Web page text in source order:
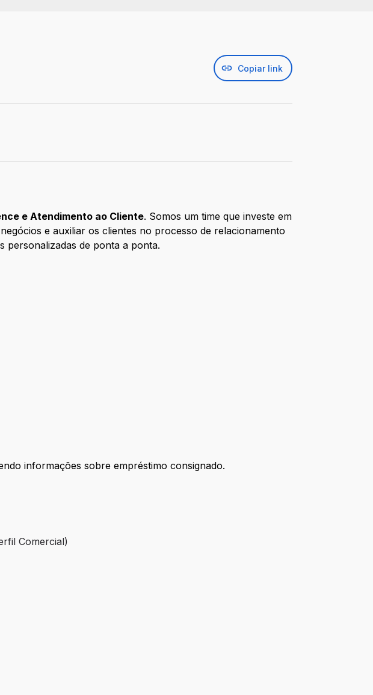
Copiar link
e Atendimento ao Cliente. Somos um time que investe em
e auxiliar os clientes no processo de relacionamento
personalizadas de ponta a ponta.
informações sobre empréstimo consignado.
Comercial)